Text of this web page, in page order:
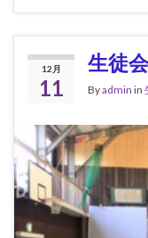
12月
11
生徒
Byadmin in